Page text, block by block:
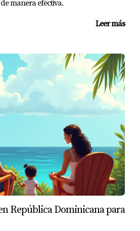
que su oportunidad sea
puedes invertir con claridad y
manera efectiva.
Leer más
República Dominicana para